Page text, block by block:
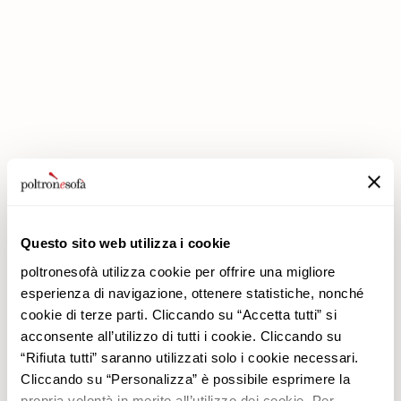
Questo sito web utilizza i cookie
poltronesofà utilizza cookie per offrire una migliore
esperienza di navigazione, ottenere statistiche, nonché
cookie di terze parti. Cliccando su “Accetta tutti” si
acconsente all’utilizzo di tutti i cookie. Cliccando su
“Rifiuta tutti” saranno utilizzati solo i cookie necessari.
Cliccando su “Personalizza” è possibile esprimere la
Εταιρεία
Γιατί να μας επιλέξετε
Καταστήματα
Προϊόντα
Προσφορές
Επενδύσεις